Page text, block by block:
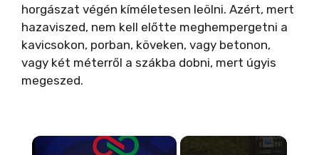
horgászat végén kíméletesen leölni. Azért, mert
hazaviszed, nem kell előtte meghempergetni a
kavicsokon, porban, köveken, vagy betonon,
vagy két méterről a szákba dobni, mert úgyis
megeszed.
×